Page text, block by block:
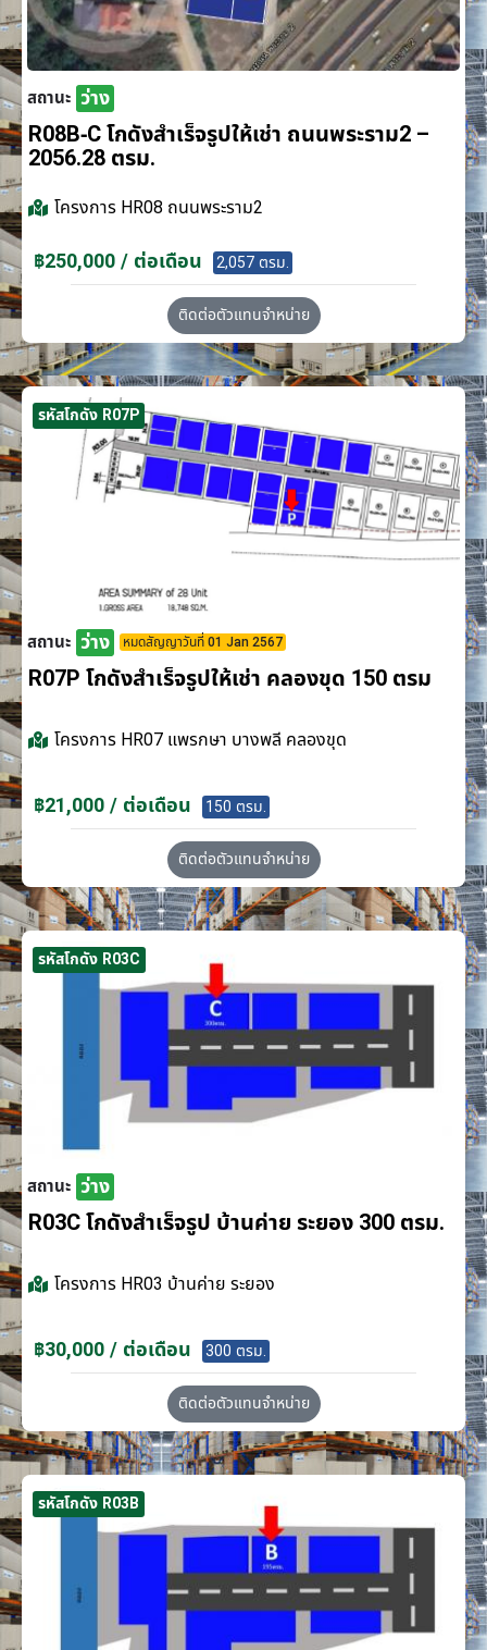
สถานะ ว่าง
R08B-C โกดังสำเร็จรูปให้เช่า ถนนพระราม2 –
2056.28 ตรม.
โครงการ HR08 ถนนพระราม2
฿250,000 / ต่อเดือน 2,057 ตรม.
ติดต่อตัวแทนจำหน่าย
รหัสโกดัง R07P
สถานะ ว่าง หมดสัญญาวันที่ 01 Jan 2567
R07P โกดังสำเร็จรูปให้เช่า คลองขุด 150 ตรม
โครงการ HR07 แพรกษา บางพลี คลองขุด
฿21,000 / ต่อเดือน 150 ตรม.
ติดต่อตัวแทนจำหน่าย
รหัสโกดัง R03C
สถานะ ว่าง
R03C โกดังสำเร็จรูป บ้านค่าย ระยอง 300 ตรม.
โครงการ HR03 บ้านค่าย ระยอง
฿30,000 / ต่อเดือน 300 ตรม.
ติดต่อตัวแทนจำหน่าย
รหัสโกดัง R03B